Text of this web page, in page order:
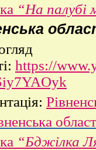
“На палубі
https://
“Бджілка